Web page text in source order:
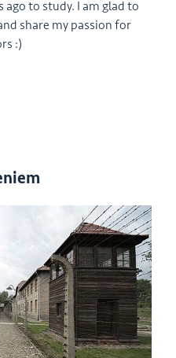
ago to study. I am glad to
share my passion for
:)